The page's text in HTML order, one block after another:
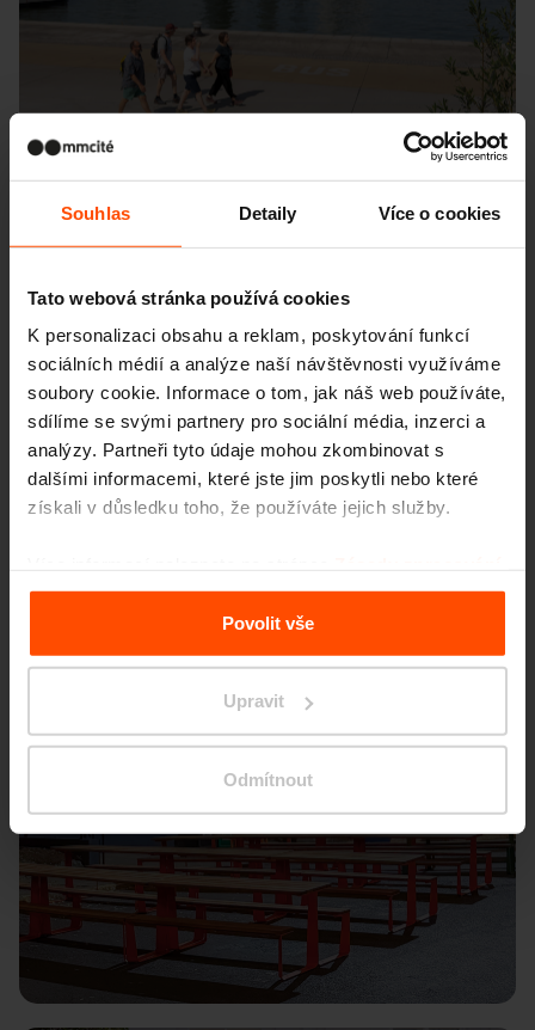
Souhlas Detaily Více o cookies
Tato webová stránka používá cookies
K personalizaci obsahu a reklam, poskytování funkcí
sociálních médií a analýze naší návštěvnosti využíváme
soubory cookie. Informace o tom, jak náš web používáte,
sdílíme se svými partnery pro sociální média, inzerci a
analýzy. Partneři tyto údaje mohou zkombinovat s
dalšími informacemi, které jste jim poskytli nebo které
získali v důsledku toho, že používáte jejich služby.
osobních údajů.
Povolit vše
Upravit
Odmítnout
Seattle – Popup park